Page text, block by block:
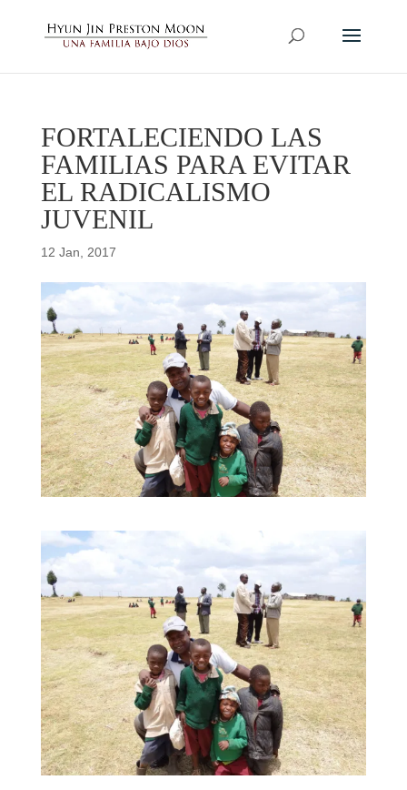
FORTALECIENDO LAS
FAMILIAS PARA EVITAR
EL RADICALISMO
JUVENIL
12 Jan, 2017